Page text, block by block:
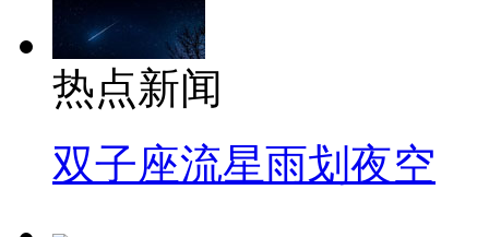
热点新闻
双子座流星雨划夜空